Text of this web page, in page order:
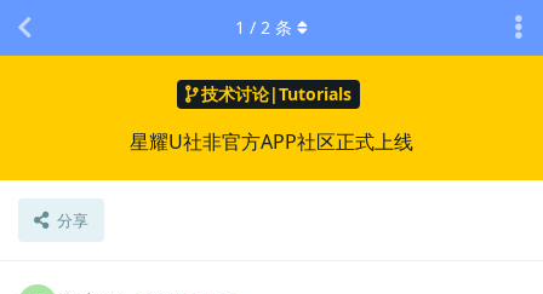
技术讨论|Tutorials
星耀U社非官方APP社区正式上线
分享
1 / 2 条